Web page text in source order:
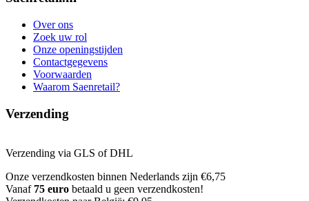
Over ons
Zoek uw rol
Onze openingstijden
Contactgegevens
Voorwaarden
Waarom Saenretail?
Verzending
Verzending via GLS of DHL
Onze verzendkosten binnen Nederlands zijn €6,75
Vanaf 75 euro betaald u geen verzendkosten!